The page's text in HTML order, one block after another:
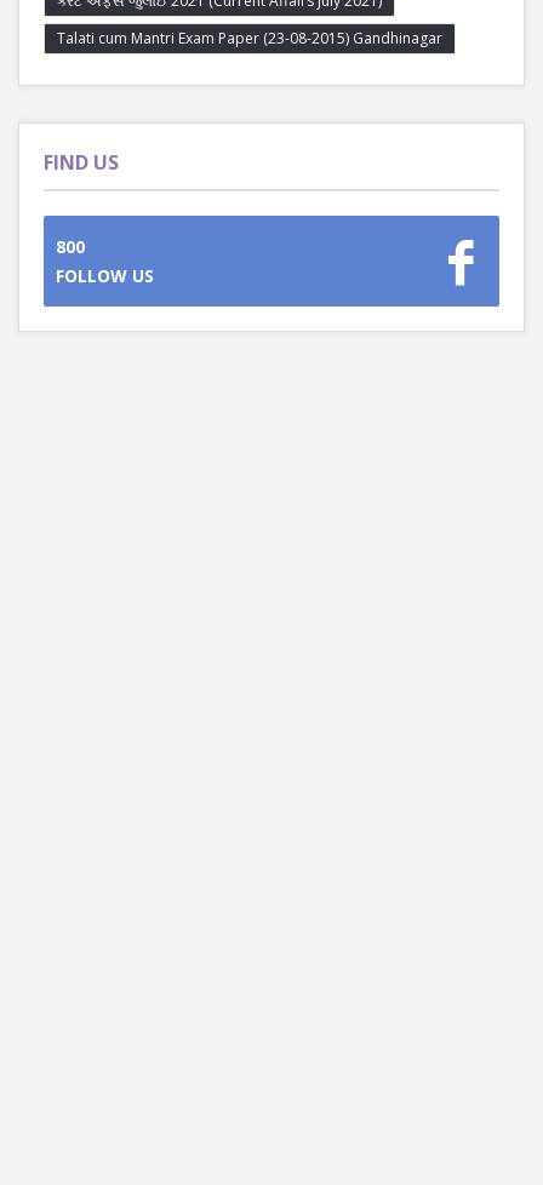
Talati cum Mantri Exam Paper (23-08-2015) Gandhinagar
FIND US
800
FOLLOW US